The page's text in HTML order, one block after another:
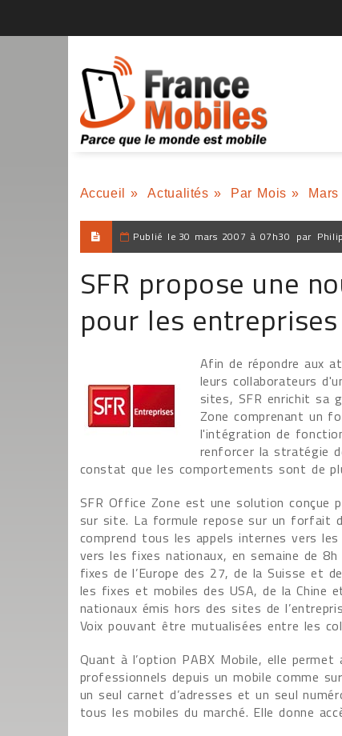
Accueil » Actualités » Par Mois »
Publié le 30 mars 2007 à 07h30 par
SFR propose une
pour les entreprises
Afin de répondre aux
leurs collaborateurs
sites, SFR enrichit sa
Zone comprenant un
l'intégration de
renforcer la stratégie
constat que les comportements sont de
SFR Office Zone est une solution
sur site. La formule repose sur un forfait
comprend tous les appels internes vers
vers les fixes nationaux, en semaine de
fixes de l’Europe des 27, de la Suisse et
les fixes et mobiles des USA, de la Chine
nationaux émis hors des sites de
Voix pouvant être mutualisées entre les
Quant à l’option PABX Mobile, elle
professionnels depuis un mobile comme
un seul carnet d’adresses et un seul
tous les mobiles du marché. Elle donne